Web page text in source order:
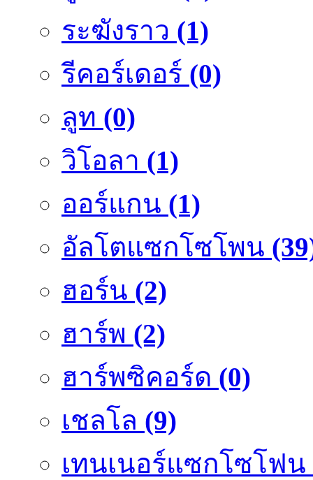
ระฆังราว (1)
รีคอร์เดอร์ (0)
ลูท (0)
วิโอลา (1)
ออร์แกน (1)
อัลโตแซกโซโพน
ฮอร์น (2)
ฮาร์พ (2)
ฮาร์พซิคอร์ด (0)
เชลโล (9)
เทนเนอร์แซกโซโฟน